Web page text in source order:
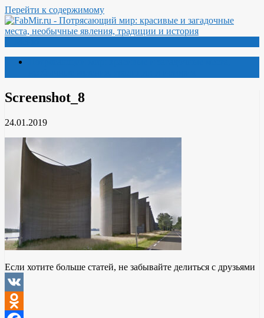
Перейти к содержимому
Screenshot_8
24.01.2019
Если хотите больше статей, не забывайте делиться с друзьями
VK